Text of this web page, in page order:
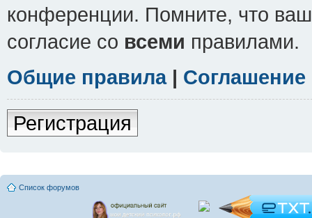
конференции. Помните, что
согласие со всеми правилами.
Общие правила|
Регистрация
Список форумов